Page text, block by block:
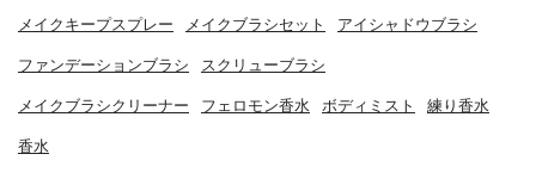
メイクキープスプレー メイクブラシセット アイシャドウブラシ
ファンデーションブラシ スクリューブラシ
メイクブラシクリーナー フェロモン香水 ボディミスト 練り香水
香水